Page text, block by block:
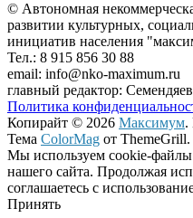
© Автономная
развитии культурных,
инициатив населения
Тел.: 8 915 856 30 88
email: info@nko-maximum.ru
главный редактор:
Политика
Копирайт © 2026 Максимум.
Тема ColorMag от
Мы используем cookie-файлы
нашего сайта. Продолжая
соглашаетесь с
Принять